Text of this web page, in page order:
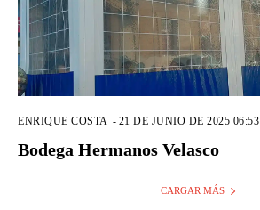
ENRIQUE COSTA - 21 DE JUNIO DE 2025 06:53
Bodega Hermanos Velasco
CARGAR MÁS